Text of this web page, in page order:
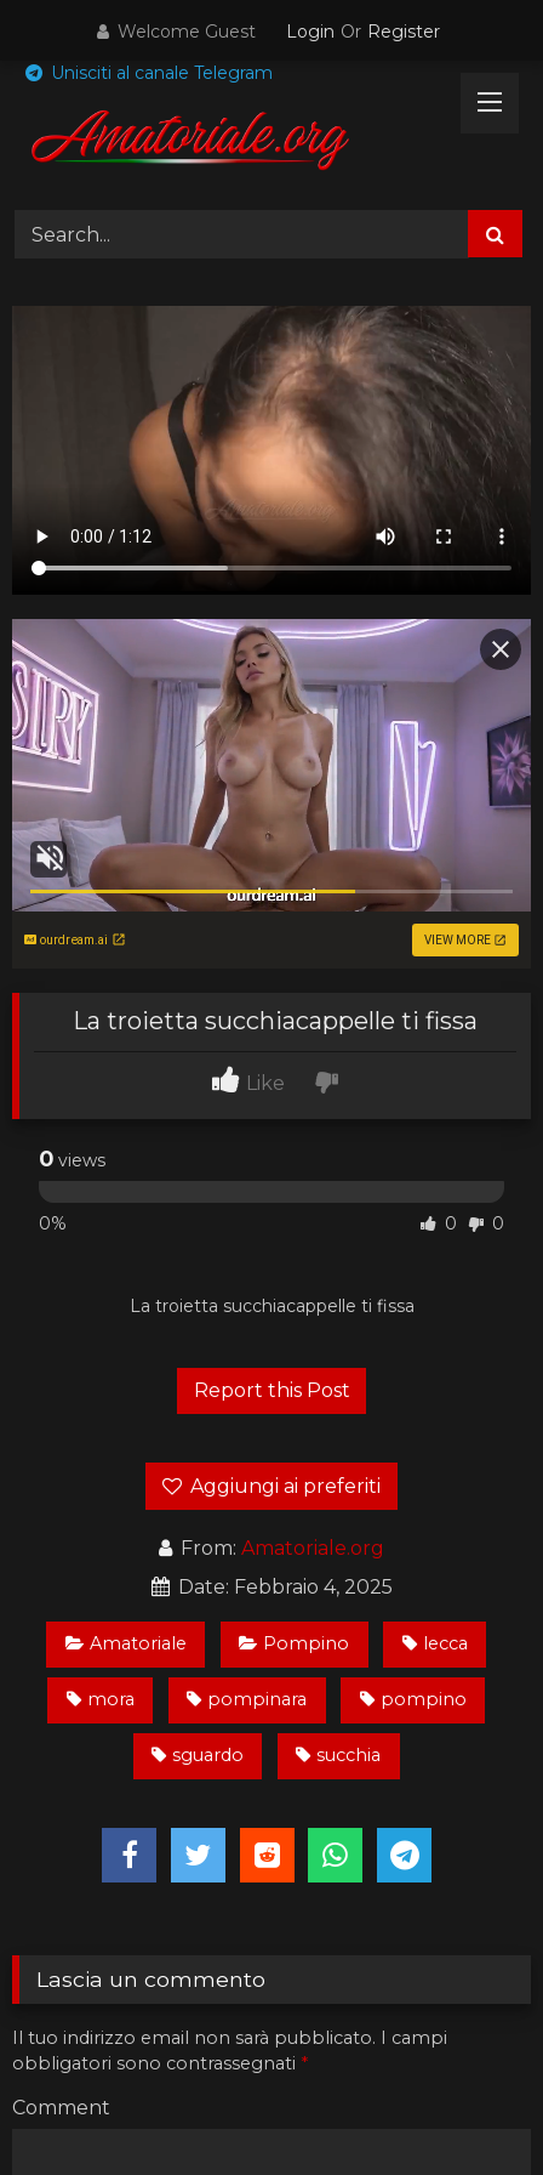
content
Welcome Guest Login Or Register
Unisciti al canale Telegram
ourdream.ai VIEW MORE
La troietta succhiacappelle ti fissa
Like
0 views
0% 0 0
La troietta succhiacappelle ti fissa
Aggiungi ai preferiti
From: Amatoriale.org
Date: Febbraio 4, 2025
Amatoriale Pompino lecca
mora pompinara pompino
sguardo succhia
Lascia un commento
Il tuo indirizzo email non sarà pubblicato. I campi
obbligatori sono contrassegnati *
Comment